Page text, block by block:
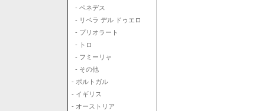
- ペネデス
- リベラ デル ドゥエロ
- プリオラート
- トロ
- フミーリャ
- その他
- ポルトガル
- イギリス
- オーストリア